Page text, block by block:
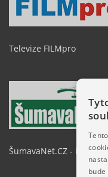
Televize FILMpro
ŠumavaNet.CZ -
bude